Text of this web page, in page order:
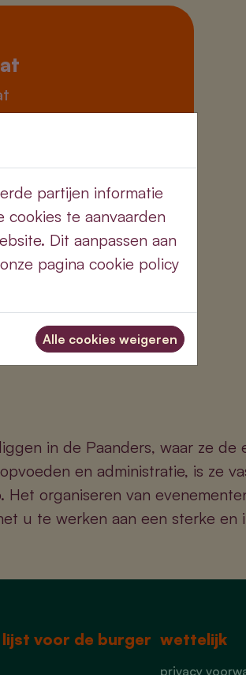
49
in de Paanders, waar ze de
en administratie, is ze
organiseren van
u te werken aan een sterke en
voor de burger wettelijk
privacy
partijen informatie
te aanvaarden
Dit aanpassen aan
pagina cookie policy
Alle cookies weigeren